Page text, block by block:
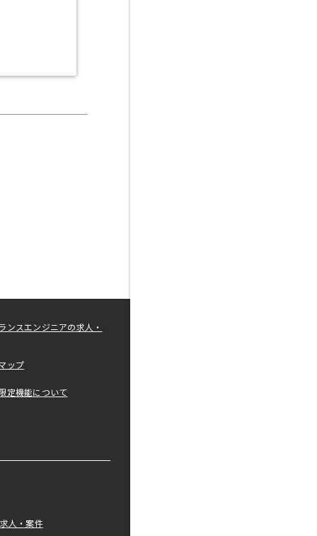
ンスエンジニアの求人・
ップ
定機能について
人・案件